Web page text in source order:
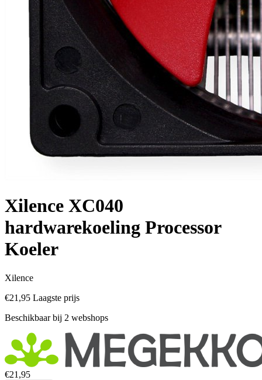
Xilence XC040
hardwarekoeling Processor
Koeler
Xilence
€21,95 Laagste prijs
Beschikbaar bij 2 webshops
€21,95